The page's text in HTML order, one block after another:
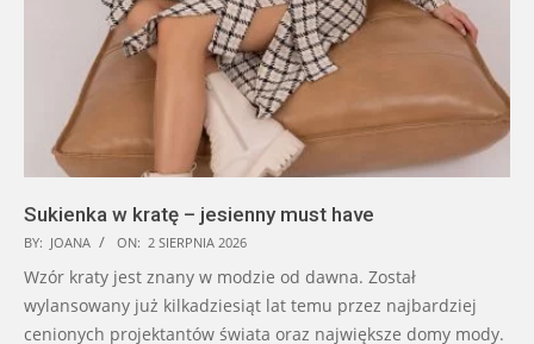
Sukienka w kratę – jesienny must have
BY: JOANA ON: 2 SIERPNIA 2026
Wzór kraty jest znany w modzie od dawna. Został
wylansowany już kilkadziesiąt lat temu przez najbardziej
cenionych projektantów świata oraz największe domy mody.